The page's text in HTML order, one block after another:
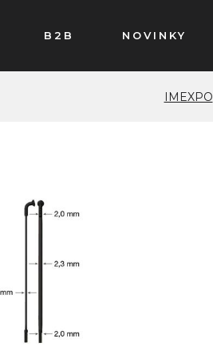
B2B NOVINKY
IMEXPO